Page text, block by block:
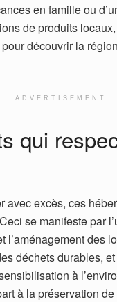
en famille ou
de produits
découvrir la
ADVERTISEMENT
qui
avec excès, ces
se manifeste par
des
déchets durables,
à
à la préservation